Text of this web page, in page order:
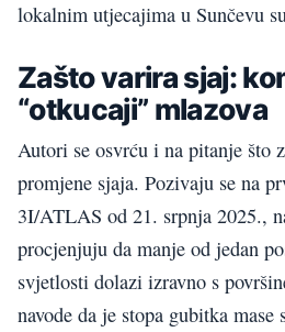
lokalnim utjecajima u Sunčevu
Zašto varira sjaj:
“otkucaji” mlazova
Autori se osvrću i na pitanje što
promjene sjaja. Pozivaju se na
3I/ATLAS od 21. srpnja 2025.,
procjenjuju da manje od jedan
svjetlosti dolazi izravno s
navode da je stopa gubitka